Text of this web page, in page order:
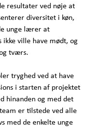
resultater ved nøje at
diversitet i køn,
unge lærer at
ville have mødt, og
tværs.
tryghed ved at have
i starten af projektet
hinanden og med det
er tilstede ved alle
med de enkelte unge